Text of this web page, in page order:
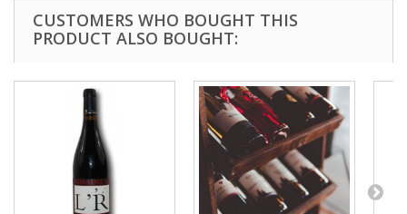
CUSTOMERS WHO BOUGHT THIS
PRODUCT ALSO BOUGHT: